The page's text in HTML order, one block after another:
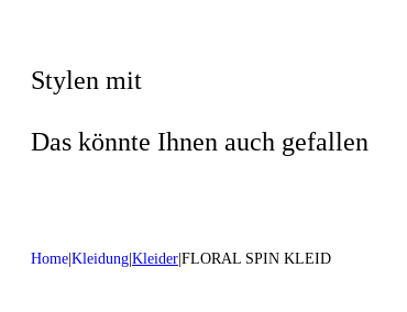
Stylen mit
Das könnte Ihnen auch gefallen
Home Kleidung Kleider FLORAL SPIN KLEID